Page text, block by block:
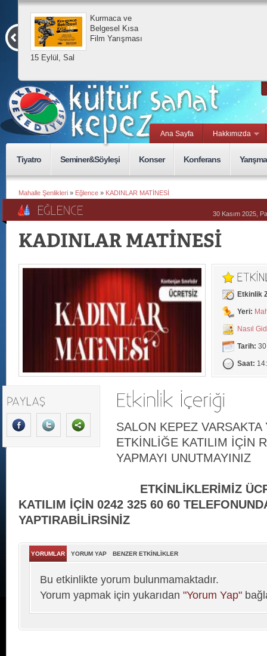
15 Eylül, Sal
Kurmaca ve
Belgesel Kısa
Film Yarışması
Ana Sayfa Hakkımızda
Tiyatro Seminer&Söyleşi Konser Konferans Yarışma
Mahalle Şenlikleri » Eğlence » KADINLAR MATİNESİ
30 Kasım 2025,
Etkinlik
Yeri:
Nasıl
Tarih: 30
Saat:
SALON KEPEZ VARSAKTA
ETKİNLİĞE KATILIM İÇİN
YAPMAYI UNUTMAYINIZ
ETKİNLİKLERİMİZ
KATILIM İÇİN 0242 325 60 60
YAPTIRABİLİRSİNİZ
YORUMLAR YORUM YAP BENZER ETKİNLİKLER
Bu etkinlikte yorum bulunmamaktadır.
Yorum yapmak için yukarıdan "Yorum Yap"